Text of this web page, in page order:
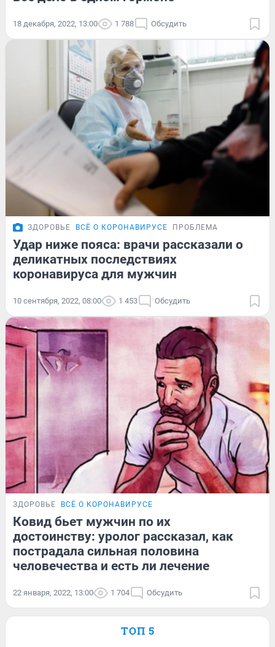
18 декабря, 2022, 13:00 1 788 Обсудить
ЗДОРОВЬЕ ВСЁ О КОРОНАВИРУСЕ ПРОБЛЕМА
Удар ниже пояса: врачи рассказали о
деликатных последствиях
коронавируса для мужчин
10 сентября, 2022, 08:00 1 453 Обсудить
ЗДОРОВЬЕ ВСЁ О КОРОНАВИРУСЕ
Ковид бьет мужчин по их
достоинству: уролог рассказал, как
пострадала сильная половина
человечества и есть ли лечение
22 января, 2022, 13:00 1 704 Обсудить
ТОП 5